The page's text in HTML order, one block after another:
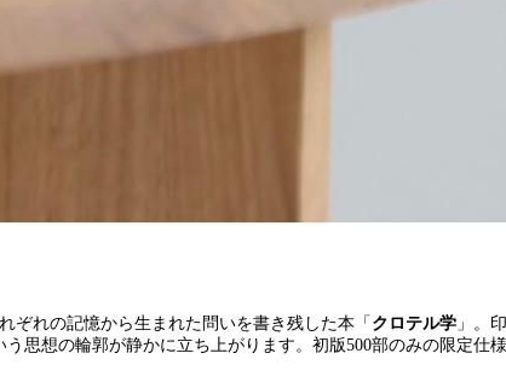
ぞれの記憶から生まれた問いを書き残した本「 クロテル学 」。
思想の輪郭が静かに立ち上がります。初版500部のみの限定仕様